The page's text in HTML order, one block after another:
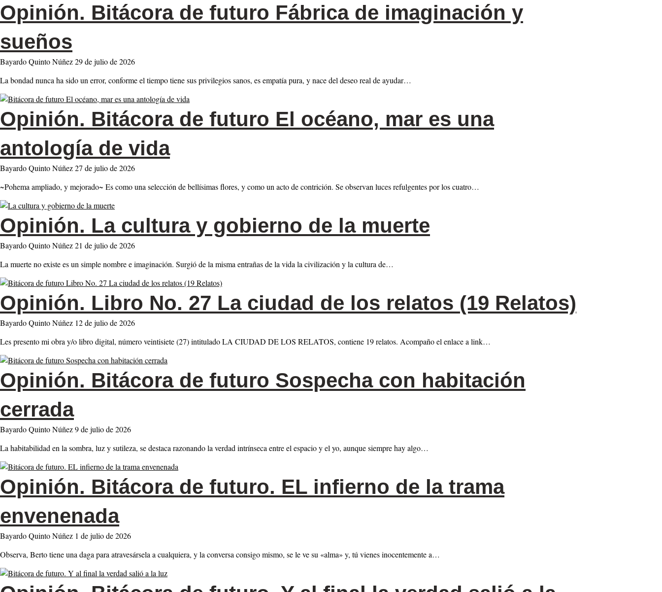
Opinión. Bitácora de futuro Fábrica de imaginación y
sueños
Bayardo Quinto Núñez29 de julio de 2026
La bondad nunca ha sido un error, conforme el tiempo tiene sus privilegios sanos, es empatía pura, y nace del deseo real de ayudar…
Opinión. Bitácora de futuro El océano, mar es una
antología de vida
Bayardo Quinto Núñez27 de julio de 2026
~Pohema ampliado, y mejorado~ Es como una selección de bellísimas flores, y como un acto de contrición. Se observan luces refulgentes por los cuatro…
Opinión. La cultura y gobierno de la muerte
Bayardo Quinto Núñez21 de julio de 2026
La muerte no existe es un simple nombre e imaginación. Surgió de la misma entrañas de la vida la civilización y la cultura de…
Opinión. Libro No. 27 La ciudad de los relatos (19 Relatos)
Bayardo Quinto Núñez 12 de julio de 2026
Les presento mi obra y/o libro digital, número veintisiete (27) intitulado LA CIUDAD DE LOS RELATOS, contiene 19 relatos. Acompaño el enlace a link…
Opinión. Bitácora de futuro Sospecha con habitación
cerrada
Bayardo Quinto Núñez9 de julio de 2026
La habitabilidad en la sombra, luz y sutileza, se destaca razonando la verdad intrínseca entre el espacio y el yo, aunque siempre hay algo…
Opinión. Bitácora de futuro. EL infierno de la trama
envenenada
Bayardo Quinto Núñez 1 de julio de 2026
Observa, Berto tiene una daga para atravesársela a cualquiera, y la conversa consigo mismo, se le ve su «alma» y, tú vienes inocentemente a…